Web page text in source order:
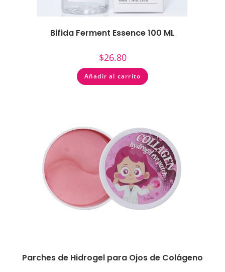
Bifida Ferment Essence 100 ML
$26.80
Añadir al carrito
Parches de Hidrogel para Ojos de Colágeno